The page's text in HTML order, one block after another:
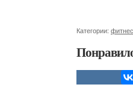
Категории: